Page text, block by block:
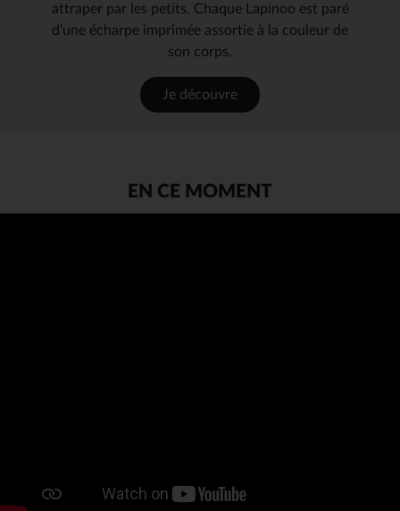
attraper par les petits. Chaque Lapinoo est paré
d'une écharpe imprimée assortie à la couleur de
son corps.
je découvre
EN CE MOMENT